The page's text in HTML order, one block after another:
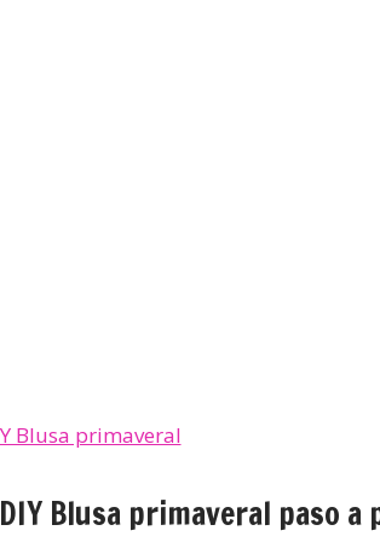
DIY Blusa primaveral paso a